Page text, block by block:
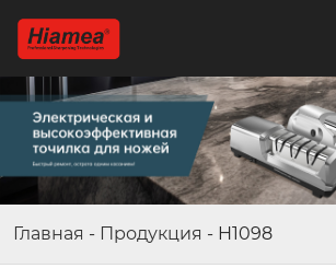
Главная - Продукция - H1098